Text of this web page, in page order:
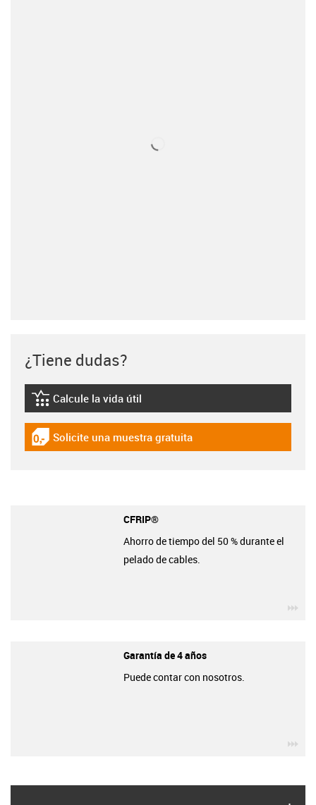
¿Tiene dudas?
igus-icon-lebensdauerrechner
Calcule la vida útil
igus-icon-gratismuster
Solicite una muestra gratuita
CFRIP®
Ahorro de tiempo del 50 % durante el
pelado de cables.
Garantía de 4 años
Puede contar con nosotros.